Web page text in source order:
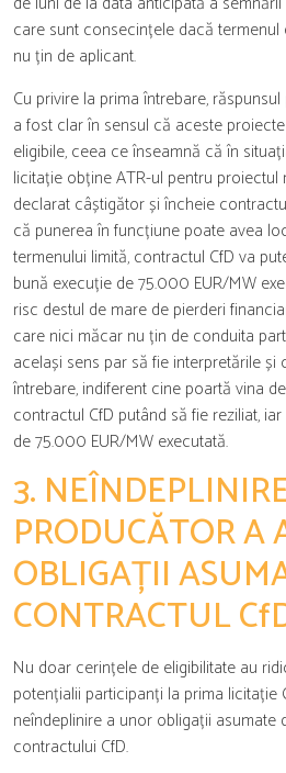
care sunt consecințele dacă
nu țin de aplicant.
Cu privire la prima întrebare,
a fost clar în sensul că aceste
eligibile, ceea ce înseamnă că în
licitație obține ATR-ul pentru
declarat câștigător și încheie
că punerea în funcțiune poate avea
termenului limită, contractul CfD va
bună execuție de 75.000 EUR/MW
risc destul de mare de pierderi
care nici măcar nu țin de conduita
același sens par să fie interpretările
întrebare, indiferent cine poartă vina
contractul CfD putând să fie reziliat,
de 75.000 EUR/MW executată.
3.
PRODUCĂTOR
OBLIGAȚII
CONTRACTUL
Nu doar cerințele de eligibilitate au
potențialii participanți la prima licitație
neîndeplinire a unor obligații asumate
contractului CfD.